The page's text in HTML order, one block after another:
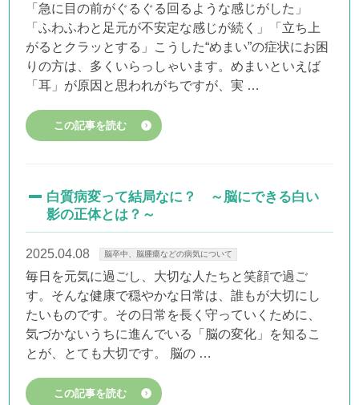
「急に目の前がぐるぐる回るような感じがした」
「ふわふわと足元が不安定な感じが続く」「立ち上
がるとクラッとする」こうした“めまい”の症状にお困
りの方は、多くいらっしゃいます。めまいといえば
「耳」が原因と思われがちですが、実 …
この記事を読む
白質病変って結局なに？ ～脳にできる白い
影の正体とは？～
2025.04.08 脳卒中、脳腫瘍などの病気について
毎日を元気に過ごし、大切な人たちと笑顔で過ご
す。そんな健康で穏やかな日常は、誰もが大切にし
たいものです。その日常を長く守っていくために、
気づかないうちに進んでいる「脳の変化」を知るこ
とが、とても大切です。 脳の …
この記事を読む